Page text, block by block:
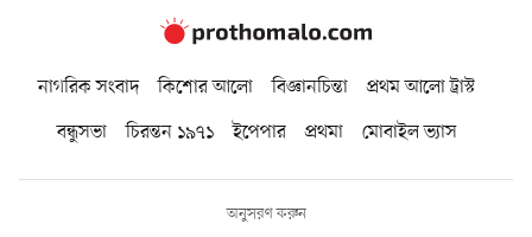
নাগরিক সংবাদ কিশোর আলো বিজ্ঞানচিন্তা
প্রথম আলো ট্রাস্ট
বন্ধুসভা
চিরন্তন ১৯৭১ ইপেপার প্রথমা মোবাইল ভ্যাস
অনুসরণ করুন